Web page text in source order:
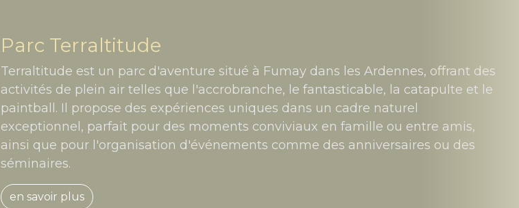
Parc Terraltitude
Terraltitude est un parc d'aventure situé à Fumay dans les Ardennes, offrant des
activités de plein air telles que l'accrobranche, le fantasticable, la catapulte et le
paintball. Il propose des expériences uniques dans un cadre naturel
exceptionnel, parfait pour des moments conviviaux en famille ou entre amis,
ainsi que pour l'organisation d'événements comme des anniversaires ou des
séminaires.
en savoir plus